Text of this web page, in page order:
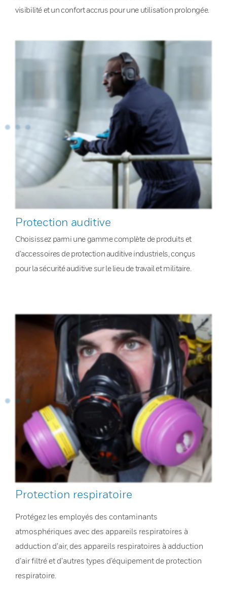
visibilité et un confort accrus pour une utilisation prolongée.
Protection auditive
Choisissez parmi une gamme complète de produits et
d’accessoires de protection auditive industriels, conçus
pour la sécurité auditive sur le lieu de travail et militaire.
Protection respiratoire
Protégez les employés des contaminants
atmosphériques avec des appareils respiratoires à
adduction d’air, des appareils respiratoires à adduction
d’air filtré et d’autres types d’équipement de protection
respiratoire.